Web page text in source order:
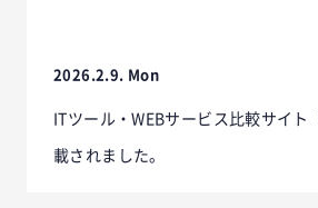
2026.2.9. Mon
ITツール・WEBサービス比較サイト
載されました。